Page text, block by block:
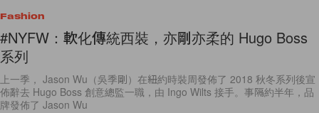
Fashion
#NYFW：軟化傳統西裝，亦剛亦柔的 Hugo Boss
系列
上一季， Jason Wu（吳季剛）在紐約時裝周發佈了 2018 秋冬系列後宣
佈辭去 Hugo Boss 創意總監一職，由 Ingo Wilts 接手。事隔約半年，品
牌發佈了 Jason Wu